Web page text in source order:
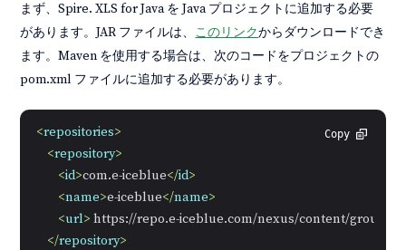
まず、Spire. XLS for Java を Java プロジェクトに追加する必要
があります。JAR ファイルは、 このリンクからダウンロードでき
ます。Maven を使用する場合は、次のコードをプロジェクトの
pom.xml ファイルに追加する必要があります。
Copy
<repositories>
<repository>
<id>com.e-iceblue</id>
<name>e-iceblue</name>
<url> https://repo.e-iceblue.com/nexus/content/groups/
</repository>